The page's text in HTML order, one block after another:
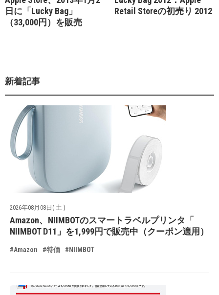
日に「Lucky Bag」
（33,000円）を販売
Retail Storeの初売り 2012
新着記事
2026年08月08日( 土 )
Amazon、NIIMBOTのスマートラベルプリンタ「
NIIMBOT D11」を1,999円で販売中（クーポン適用）
#Amazon #特価 #NIIMBOT